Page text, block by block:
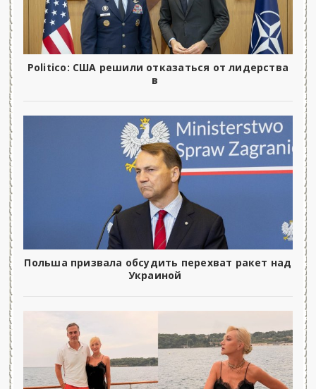
Politico: США решили отказаться от лидерства
в
Польша призвала обсудить перехват ракет над
Украиной